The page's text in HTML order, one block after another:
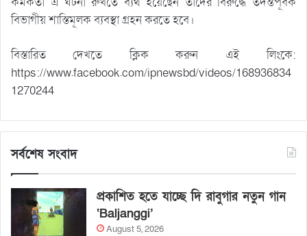
বিভাগীয় শাস্তিমূলক ব্যবস্থা গ্রহন করতে হবে।
বিস্তারিত দেখতে ক্লিক করুন এই লিংকে:
https://www.facebook.com/ipnewsbd/videos/168936834
1270244
সর্বশেষ সংবাদ
প্রকাশিত হতে যাচ্ছে দি রাবুগার নতুন গান
‘Baljanggi’
August 5, 2026